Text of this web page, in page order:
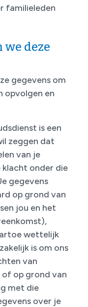
familieleden
we deze
gegevens om
opvolgen en
is een
zeggen dat
van je
klacht onder die
gegevens
op grond van
jou en het
wettelijk
is om ons
van
op grond van
met die
over je